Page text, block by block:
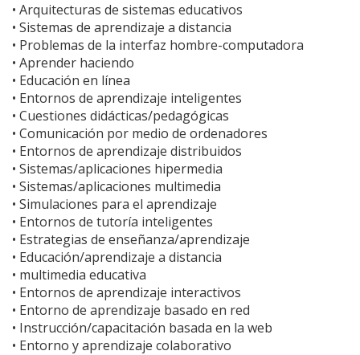
• Arquitecturas de sistemas educativos
• Sistemas de aprendizaje a distancia
• Problemas de la interfaz hombre-computadora
• Aprender haciendo
• Educación en línea
• Entornos de aprendizaje inteligentes
• Cuestiones didácticas/pedagógicas
• Comunicación por medio de ordenadores
• Entornos de aprendizaje distribuidos
• Sistemas/aplicaciones hipermedia
• Sistemas/aplicaciones multimedia
• Simulaciones para el aprendizaje
• Entornos de tutoría inteligentes
• Estrategias de enseñanza/aprendizaje
• Educación/aprendizaje a distancia
• multimedia educativa
• Entornos de aprendizaje interactivos
• Entorno de aprendizaje basado en red
• Instrucción/capacitación basada en la web
• Entorno y aprendizaje colaborativo